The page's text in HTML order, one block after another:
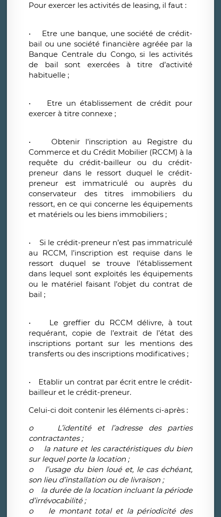
Pour exercer les activités de leasing, il faut :
• Etre une banque, une société de crédit-
bail ou une société financière agréée par la
Banque Centrale du Congo, si les activités
de bail sont exercées à titre d’activité
habituelle ;
• Etre un établissement de crédit pour
exercer à titre connexe ;
• Obtenir l’inscription au Registre du
Commerce et du Crédit Mobilier (RCCM) à la
requête du crédit-bailleur ou du crédit-
preneur dans le ressort duquel le crédit-
preneur est immatriculé ou auprès du
conservateur des titres immobiliers du
ressort, en ce qui concerne les équipements
et matériels ou les biens immobiliers ;
• Si le crédit-preneur n’est pas immatriculé
au RCCM, l’inscription est requise dans le
ressort duquel se trouve l’établissement
dans lequel sont exploités les équipements
ou le matériel faisant l’objet du contrat de
bail ;
• Le greffier du RCCM délivre, à tout
requérant, copie de l’extrait de l’état des
inscriptions portant sur les mentions des
transferts ou des inscriptions modificatives ;
• Etablir un contrat par écrit entre le crédit-
bailleur et le crédit-preneur.
Celui-ci doit contenir les éléments ci-après :
o L’identité et l’adresse des parties
contractantes ;
o la nature et les caractéristiques du bien
sur lequel porte la location ;
o l’usage du bien loué et, le cas échéant,
son lieu d’installation ou de livraison ;
o la durée de la location incluant la période
d’irrévocabilité ;
o le montant total et la périodicité des